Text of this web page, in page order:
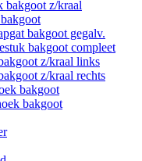
bakgoot z/kraal
bakgoot gegalv.
bakgoot compleet
z/kraal links
z/kraal rechts
bakgoot
bakgoot